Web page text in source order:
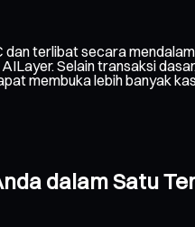
terlibat secara
Selain transaksi
membuka lebih banyak
dalam Satu